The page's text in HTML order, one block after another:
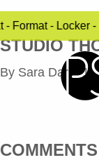
- Locker
STUDIO
By Sara Dari•1.
COMMENTS